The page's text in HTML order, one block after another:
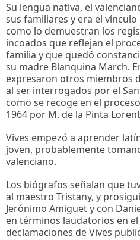
Su lengua nativa, el
sus familiares y era el
como lo demuestran los
incoados que reflejan el
familia y que quedó
su madre Blanquina March.
expresaron otros miembros
al ser interrogados por el
como se recoge en el
1964 por M. de la Pinta
Vives empezó a aprender
joven, probablemente
valenciano.
Los biógrafos señalan que
al maestro Tristany, y
Jerónimo Amiguet y con
en términos laudatorios en
declamaciones de Vives